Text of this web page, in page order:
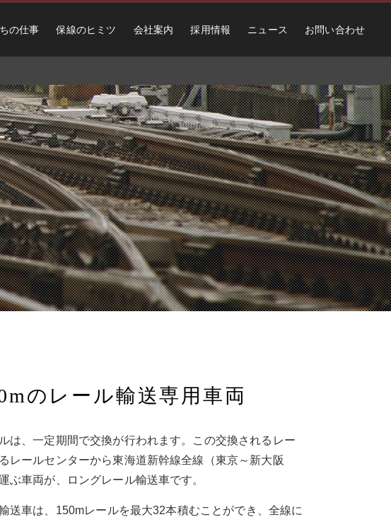
の仕事 保線のヒミツ 会社案内 採用情報 ニュース お問い合わせ
のレール輸送専用車両
は、一定期間で交換が行われます。この交換されるレー
レールセンターから東海道新幹線全線（東京～新大阪
ぶ車両が、ロングレール輸送車です。
送車は、150mレールを最大32本積むことができ、全線に